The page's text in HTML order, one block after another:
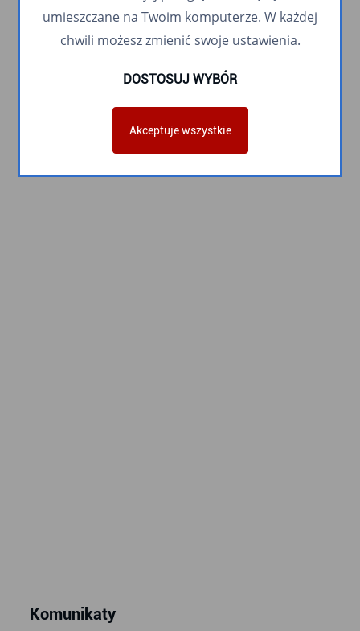
Komunikaty
umieszczane na Twoim komputerze. W każdej
chwili możesz zmienić swoje ustawienia.
DOSTOSUJ WYBÓR
Akceptuje wszystkie